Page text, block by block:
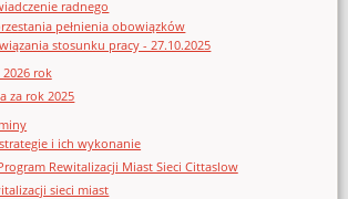
radnego
pełnienia obowiązków
stosunku pracy - 27.10.2025
rok
za rok 2025
i ich wykonanie
Rewitalizacji Miast Sieci Cittaslow
sieci miast